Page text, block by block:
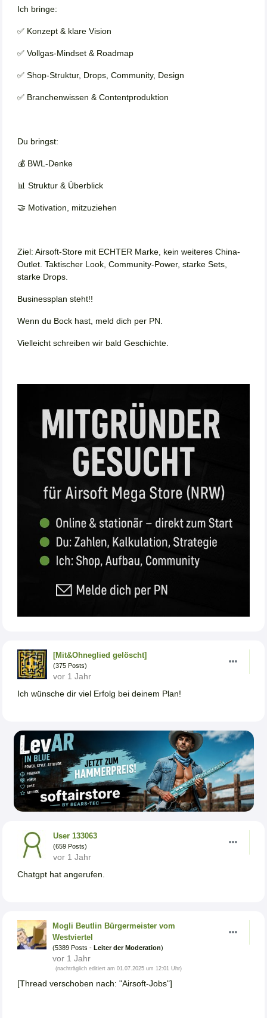
Ich bringe:
✅ Konzept & klare Vision
✅ Vollgas-Mindset & Roadmap
✅ Shop-Struktur, Drops, Community, Design
✅ Branchenwissen & Contentproduktion
Du bringst:
💰 BWL-Denke
📊 Struktur & Überblick
🤝 Motivation, mitzuziehen
Ziel: Airsoft-Store mit ECHTER Marke, kein weiteres China-
Outlet. Taktischer Look, Community-Power, starke Sets,
starke Drops.
Businessplan steht!!
Wenn du Bock hast, meld dich per PN.
Vielleicht schreiben wir bald Geschichte.
[Mit&Ohneglied gelöscht]
(375 Posts)
vor 1 Jahr
Ich wünsche dir viel Erfolg bei deinem Plan!
User 133063
(659 Posts)
vor 1 Jahr
Chatgpt hat angerufen.
Mogli Beutlin Bürgermeister vom
Westviertel
(5389 Posts -Leiter der Moderation)
vor 1 Jahr
(nachträglich editiert am 01.07.2025 um 12:01 Uhr)
[Thread verschoben nach: "Airsoft-Jobs"]